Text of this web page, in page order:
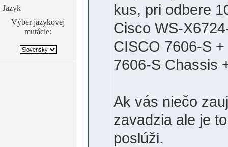
Jazyk
Výber jazykovej
mutácie:
kus, pri odbere
Cisco WS-
CISCO 7606-S
7606-S Chassis
Ak vás niečo
zavadzia ale je
poslúži.